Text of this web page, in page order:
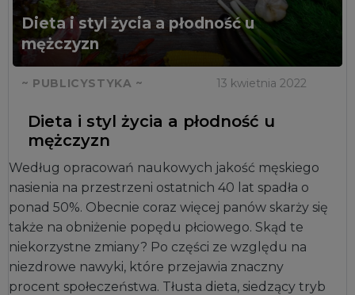
Dieta i styl życia a płodność u
mężczyzn
~ PUBLICYSTYKA ~ 13 kwietnia 2022
Dieta i styl życia a płodność u
mężczyzn
Według opracowań naukowych jakość męskiego
nasienia na przestrzeni ostatnich 40 lat spadła o
ponad 50%. Obecnie coraz więcej panów skarży się
także na obniżenie popędu płciowego. Skąd te
niekorzystne zmiany? Po części ze względu na
niezdrowe nawyki, które przejawia znaczny
procent społeczeństwa. Tłusta dieta, siedzący tryb